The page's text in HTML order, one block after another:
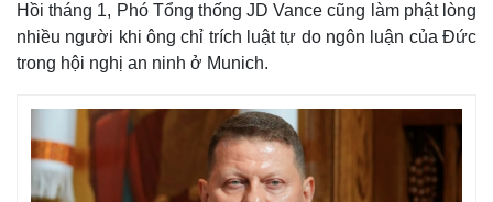
Hồi tháng 1, Phó Tổng thống JD Vance cũng làm phật lòng
nhiều người khi ông chỉ trích luật tự do ngôn luận của Đức
trong hội nghị an ninh ở Munich.